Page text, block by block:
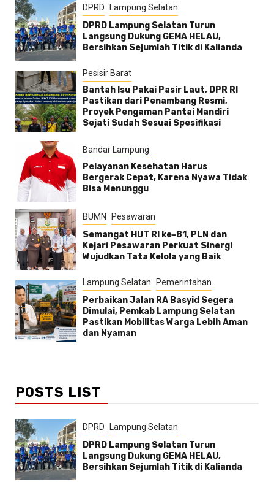
DPRD Lampung Selatan
DPRD Lampung Selatan Turun
Langsung Dukung GEMA HELAU,
Bersihkan Sejumlah Titik di Kalianda
Pesisir Barat
Bantah Isu Pakai Pasir Laut, DPR RI
Pastikan dari Penambang Resmi,
Proyek Pengaman Pantai Mandiri
Sejati Sudah Sesuai Spesifikasi
Bandar Lampung
Pelayanan Kesehatan Harus
Bergerak Cepat, Karena Nyawa Tidak
Bisa Menunggu
BUMN Pesawaran
Semangat HUT RI ke-81, PLN dan
Kejari Pesawaran Perkuat Sinergi
Wujudkan Tata Kelola yang Baik
Lampung Selatan Pemerintahan
Perbaikan Jalan RA Basyid Segera
Dimulai, Pemkab Lampung Selatan
Pastikan Mobilitas Warga Lebih Aman
dan Nyaman
POSTS LIST
DPRD Lampung Selatan
DPRD Lampung Selatan Turun
Langsung Dukung GEMA HELAU,
Bersihkan Sejumlah Titik di Kalianda